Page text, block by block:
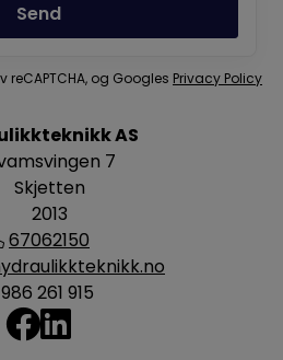
AS
7
Skjetten
2013
67062150
986 261 915
Send
reCAPTCHA, og Googles Privacy Policy